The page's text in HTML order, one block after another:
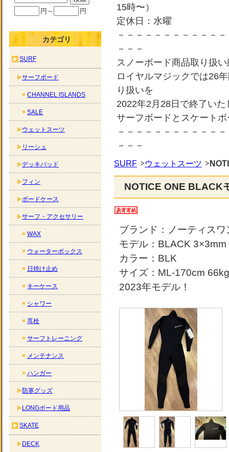
15時〜）
定休日：水曜
－－－－－－－－－－－
－－－
スノーボード商品取り扱
ロイヤルマジックでは26
り扱いを
2022年2月28日で終了いた
サーフボードとスケート
－－－－－－－－－－－
－－－
SURF ウェットスーツ
NOTICE ONE BLACK
ブランド：ノーティスワ
モデル：BLACK 3×3mm
カラー：BLK
サイズ：ML-170cm
2023年モデル！
円～ 円
カテゴリ
SURF
サーフボード
CHANNEL ISLANDS
SALE
ウェットスーツ
リーシュ
デッキパッド
フィン
ボードケース
サーフ・アクセサリー
WAX
ウォーターボックス
日焼け止め
キーケース
シャワー
耳栓
サーフトレーニング
メンテナンス
ハンガー
防寒グッズ
LONGボード用品
SKATE
DECK